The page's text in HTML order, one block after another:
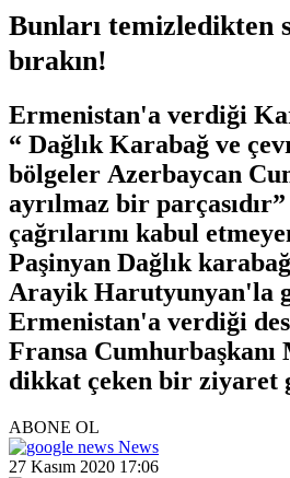
Bunları temizledikten
bırakın!
Ermenistan'a verdiği
“ Dağlık Karabağ ve
bölgeler Azerbaycan
ayrılmaz bir
çağrılarını kabul
Paşinyan Dağlık
Arayik Harutyunyan'la
Ermenistan'a verdiği
Fransa Cumhurbaşkanı
dikkat çeken bir ziyaret
ABONE OL
News
27 Kasım 2020 17:06